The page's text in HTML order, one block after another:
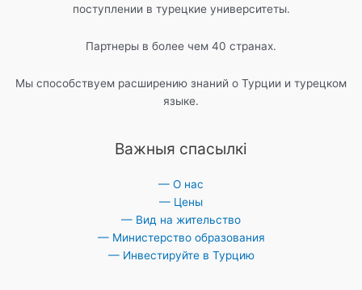
поступлении в турецкие университеты.
Партнеры в более чем 40 странах.
Мы способствуем расширению знаний о Турции и турецком
языке.
Важныя спасылкі
— О нас
— Цены
— Вид на жительство
— Министерство образования
— Инвестируйте в Турцию